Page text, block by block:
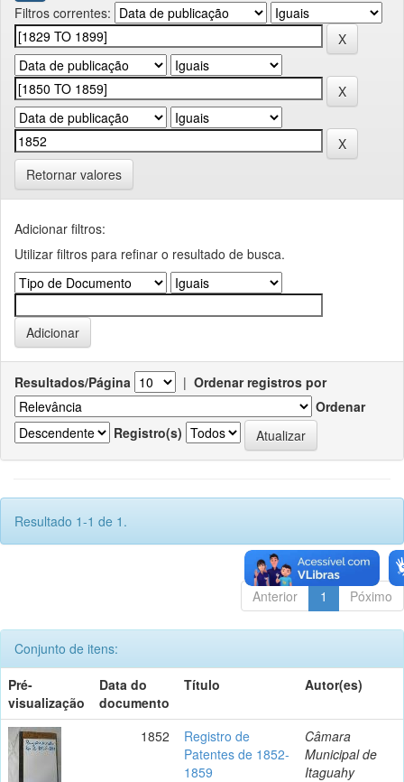
Filtros correntes:
Retornar valores
Adicionar filtros:
Utilizar filtros para refinar o resultado de busca.
Resultados/Página | Ordenar registros por
Ordenar
Registro(s)
Resultado 1-1 de 1.
Anterior 1 Póximo
Conjunto de itens:
Pré-
visualização
Data do
documento
Título Autor(es)
1852
Registro de
Patentes de 1852-
1859
Câmara
Municipal de
Itaguahy